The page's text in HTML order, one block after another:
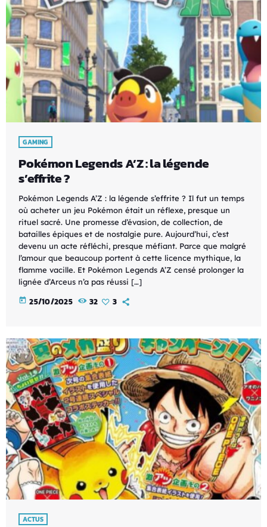
GAMING
Pokémon Legends A’Z : la légende
s’effrite ?
Pokémon Legends A’Z : la légende s’effrite ? Il fut un temps
où acheter un jeu Pokémon était un réflexe, presque un
rituel sacré. Une promesse d’évasion, de collection, de
batailles épiques et de nostalgie pure. Aujourd’hui, c’est
devenu un acte réfléchi, presque méfiant. Parce que malgré
l’amour que beaucoup portent à cette licence mythique, la
flamme vacille. Et Pokémon Legends A’Z censé prolonger la
lignée d’Arceus n’a pas réussi […]
today 25/10/2025 32 3
ACTUS